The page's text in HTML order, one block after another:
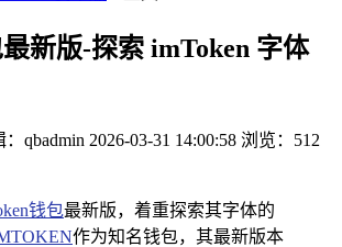
新版-探索 imToken 字体
：qbadmin 2026-03-31 14:00:58 浏览：512
钱包最新版，着重探索其字体的
作为知名钱包，其最新版本